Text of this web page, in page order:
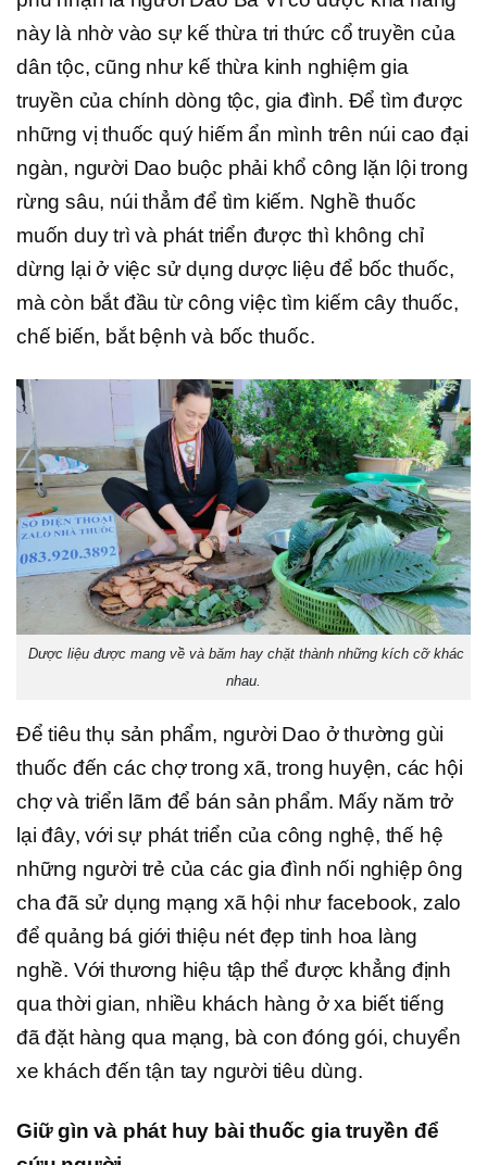
này là nhờ vào sự kế thừa tri thức cổ truyền của
dân tộc, cũng như kế thừa kinh nghiệm gia
truyền của chính dòng tộc, gia đình. Để tìm được
những vị thuốc quý hiếm ẩn mình trên núi cao đại
ngàn, người Dao buộc phải khổ công lặn lội trong
rừng sâu, núi thẳm để tìm kiếm. Nghề thuốc
muốn duy trì và phát triển được thì không chỉ
dừng lại ở việc sử dụng dược liệu để bốc thuốc,
mà còn bắt đầu từ công việc tìm kiếm cây thuốc,
chế biến, bắt bệnh và bốc thuốc.
Dược liệu được mang về và băm hay chặt thành những kích cỡ khác
nhau.
Để tiêu thụ sản phẩm, người Dao ở thường gùi
thuốc đến các chợ trong xã, trong huyện, các hội
chợ và triển lãm để bán sản phẩm. Mấy năm trở
lại đây, với sự phát triển của công nghệ, thế hệ
những người trẻ của các gia đình nối nghiệp ông
cha đã sử dụng mạng xã hội như facebook, zalo
để quảng bá giới thiệu nét đẹp tinh hoa làng
nghề. Với thương hiệu tập thể được khẳng định
qua thời gian, nhiều khách hàng ở xa biết tiếng
đã đặt hàng qua mạng, bà con đóng gói, chuyển
xe khách đến tận tay người tiêu dùng.
Giữ gìn và phát huy bài thuốc gia truyền để